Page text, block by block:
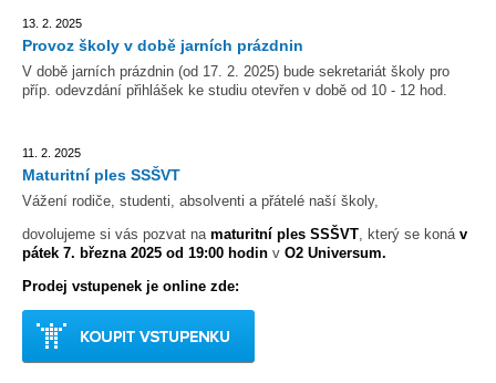
13. 2. 2025
Provoz školy v době jarních prázdnin
V době jarních prázdnin (od 17. 2. 2025) bude sekretariát školy pro
příp. odevzdání přihlášek ke studiu otevřen v době od 10 - 12 hod.
11. 2. 2025
Maturitní ples SSŠVT
Vážení rodiče, studenti, absolventi a přátelé naší školy,
dovolujeme si vás pozvat na maturitní ples SSŠVT, který se koná v
pátek 7. března 2025 od 19:00 hodin v O2 Universum.
Prodej vstupenek je online zde: